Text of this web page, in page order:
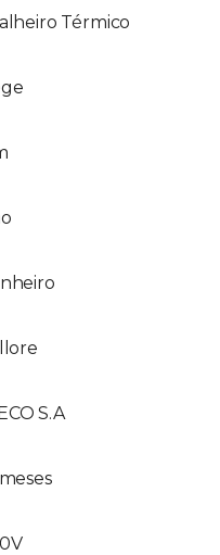
Térmico
S.A